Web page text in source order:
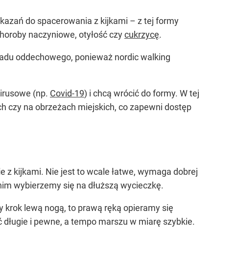
do spacerowania z kijkami – z tej formy
naczyniowe, otyłość czycukrzycę.
oddechowego, ponieważ nordic walking
(np. Covid-19) i chcą wrócić do formy. W tej
czy na obrzeżach miejskich, co zapewni dostęp
z kijkami. Nie jest to wcale łatwe, wymaga dobrej
wybierzemy się na dłuższą wycieczkę.
lewą nogą, to prawą ręką opieramy się
i pewne, a tempo marszu w miarę szybkie.